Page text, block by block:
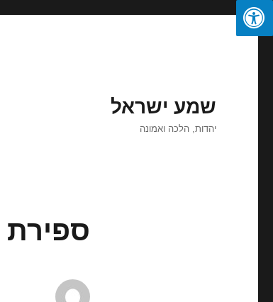
שמע ישראל
יהדות, הלכה ואמונה
ספירת